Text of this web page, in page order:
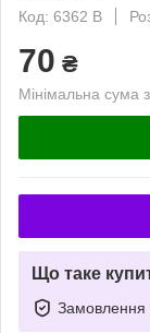
Код: 6362 B
70 ₴
Мінімальна сума
Що таке
Замовлення